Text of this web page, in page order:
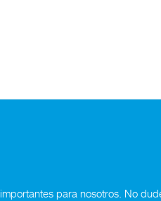
para nosotros. No